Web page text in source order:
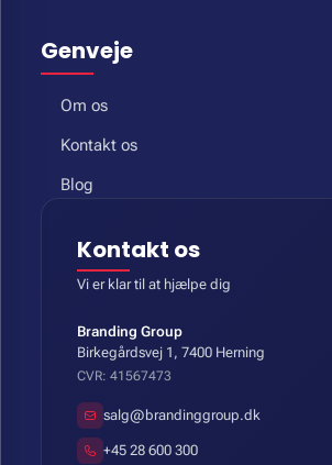
Genveje
Om os
Kontakt os
Blog
Kontakt os
Vi er klar til at hjælpe dig
Branding Group
Birkegårdsvej 1, 7400 Herning
CVR: 41567473
salg@brandinggroup.dk
+45 28 600 300